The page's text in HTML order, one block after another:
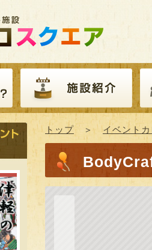
トップ＞ イベント